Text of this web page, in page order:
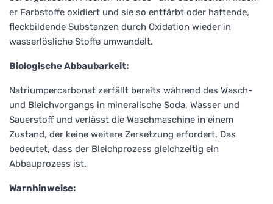
er Farbstoffe oxidiert und sie so entfärbt oder haftende,
fleckbildende Substanzen durch Oxidation wieder in
wasserlösliche Stoffe umwandelt.
Biologische Abbaubarkeit:
Natriumpercarbonat zerfällt bereits während des Wasch-
und Bleichvorgangs in mineralische Soda, Wasser und
Sauerstoff und verlässt die Waschmaschine in einem
Zustand, der keine weitere Zersetzung erfordert. Das
bedeutet, dass der Bleichprozess gleichzeitig ein
Abbauprozess ist.
Warnhinweise: